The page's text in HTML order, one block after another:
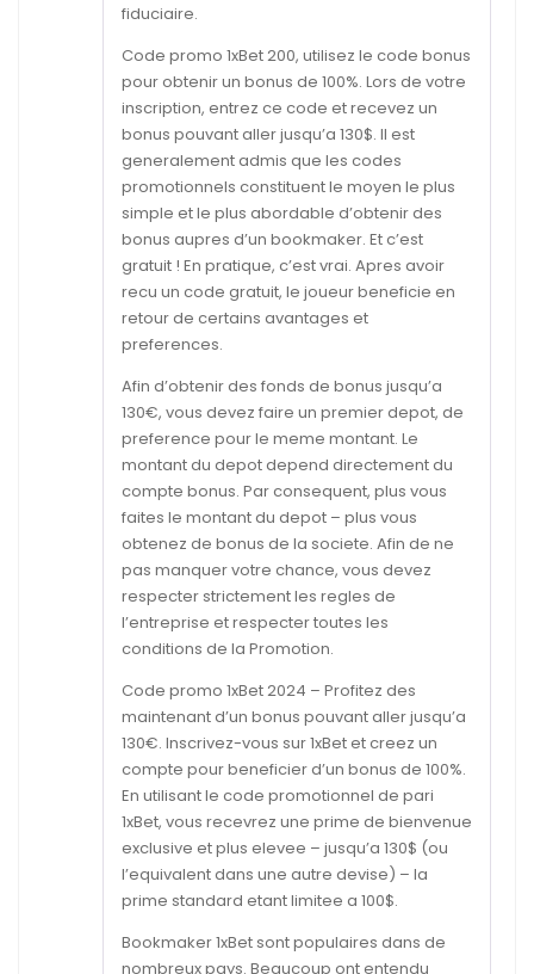
fiduciaire.
Code promo 1xBet 200, utilisez le code bonus
pour obtenir un bonus de 100%. Lors de votre
inscription, entrez ce code et recevez un
bonus pouvant aller jusqu’a 130$. Il est
generalement admis que les codes
promotionnels constituent le moyen le plus
simple et le plus abordable d’obtenir des
bonus aupres d’un bookmaker. Et c’est
gratuit ! En pratique, c’est vrai. Apres avoir
recu un code gratuit, le joueur beneficie en
retour de certains avantages et
preferences.
Afin d’obtenir des fonds de bonus jusqu’a
130€, vous devez faire un premier depot, de
preference pour le meme montant. Le
montant du depot depend directement du
compte bonus. Par consequent, plus vous
faites le montant du depot – plus vous
obtenez de bonus de la societe. Afin de ne
pas manquer votre chance, vous devez
respecter strictement les regles de
l’entreprise et respecter toutes les
conditions de la Promotion.
Code promo 1xBet 2024 – Profitez des
maintenant d’un bonus pouvant aller jusqu’a
130€. Inscrivez-vous sur 1xBet et creez un
compte pour beneficier d’un bonus de 100%.
En utilisant le code promotionnel de pari
1xBet, vous recevrez une prime de bienvenue
exclusive et plus elevee – jusqu’a 130$ (ou
l’equivalent dans une autre devise) – la
prime standard etant limitee a 100$.
Bookmaker 1xBet sont populaires dans de
nombreux pays. Beaucoup ont entendu